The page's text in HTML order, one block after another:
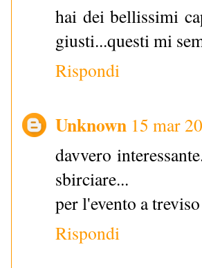
hai dei bellissimi
giusti...questi mi
Rispondi
Unknown 15 mar
davvero
sbirciare...
per l'evento a
Rispondi